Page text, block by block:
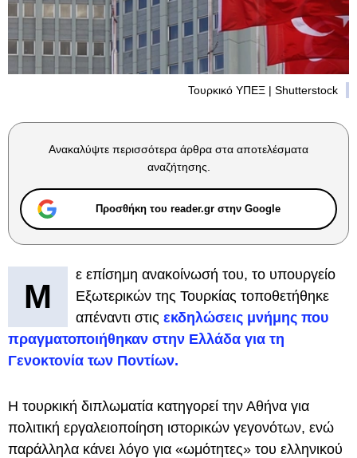
Τουρκικό ΥΠΕΞ | Shutterstock
Ανακαλύψτε περισσότερα άρθρα στα αποτελέσματα
αναζήτησης.
Προσθήκη του reader.gr στην Google
Μ
ε επίσημη ανακοίνωσή του, το υπουργείο
Εξωτερικών της Τουρκίας τοποθετήθηκε
απέναντι στις εκδηλώσεις μνήμης που
πραγματοποιήθηκαν στην Ελλάδα για τη
Γενοκτονία των Ποντίων.
Η τουρκική διπλωματία κατηγορεί την Αθήνα για
πολιτική εργαλειοποίηση ιστορικών γεγονότων, ενώ
παράλληλα κάνει λόγο για «ωμότητες» του ελληνικού